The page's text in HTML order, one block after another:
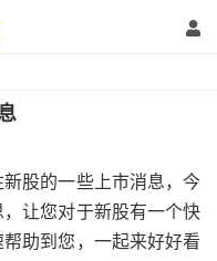
股的一些上市消息，今
让您对于新股有一个快
助到您，一起来好好看